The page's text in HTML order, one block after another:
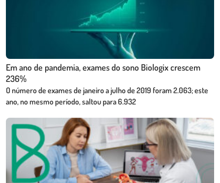
Em ano de pandemia, exames do sono Biologix crescem
236%
O número de exames de janeiro a julho de 2019 foram 2.063; este
ano, no mesmo período, saltou para 6.932